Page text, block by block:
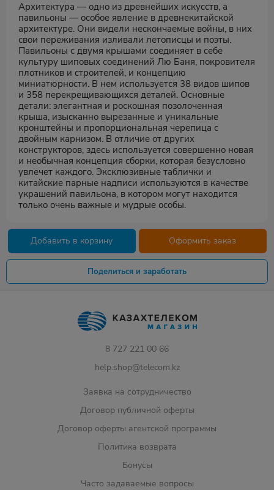
Архитектура — одно из древнейших искусств, а
павильоны — особое явление в древнекитайской
архитектуре. Они видели нескончаемые войны, в них
свои переживания изливали летописцы и поэты.
Павильоны с двумя крышами соединяет в себе
культуру шиповых соединений Лю Баня, покровителя
плотников и строителей, и концепцию
миниатюрности. В нем используется 38 видов шипов
и 358 перекрещивающихся деталей. Основные
детали: элегантная и роскошная позолоченная
крыша, изысканно вырезанные и уникальные
кронштейны и пропорциональная черепица с
двойным карнизом. В отличие от других
конструкторов, здесь используется совершенно новая
и необычная концепция сборки, которая безусловно
увлечет каждого. Эксклюзивные таблички и
китайские парные надписи используются в качестве
украшений павильона, в котором могут находится
только очень важные и мудрые особы.
Добавить в корзину Оформить заказ
Поделиться и заработать
8 727 221 00 66
help.shop@telecom.kz
Заявка на сотрудничество
Договор публичной оферты
Договор оферты агентской программы
Политика возврата
Бонусы
Часто задаваемые вопросы